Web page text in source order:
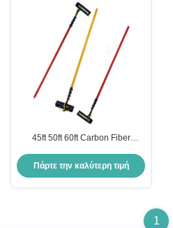
45ft 50ft 60ft Carbon Fiber
Water Fed Pole Για κατοικίες
Πάρτε την καλύτερη τιμή
1